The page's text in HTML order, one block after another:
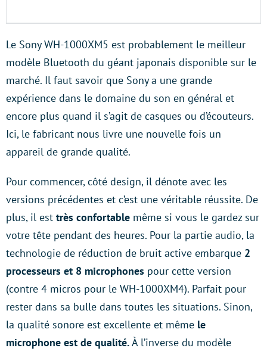
Le Sony WH-1000XM5 est probablement le meilleur
modèle Bluetooth du géant japonais disponible sur le
marché. Il faut savoir que Sony a une grande
expérience dans le domaine du son en général et
encore plus quand il s’agit de casques ou d’écouteurs.
Ici, le fabricant nous livre une nouvelle fois un
appareil de grande qualité.
Pour commencer, côté design, il dénote avec les
versions précédentes et c’est une véritable réussite. De
plus, il est très confortable même si vous le gardez sur
votre tête pendant des heures. Pour la partie audio, la
technologie de réduction de bruit active embarque 2
processeurs et 8 microphones pour cette version
(contre 4 micros pour le WH-1000XM4). Parfait pour
rester dans sa bulle dans toutes les situations. Sinon,
la qualité sonore est excellente et même le
microphone est de qualité.À l’inverse du modèle